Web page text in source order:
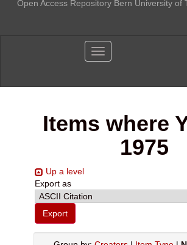
Open Access Repository Bern University of
Toggle navigation
Items where
1975
Up a level
Export as